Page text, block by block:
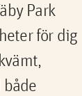
Park
för dig